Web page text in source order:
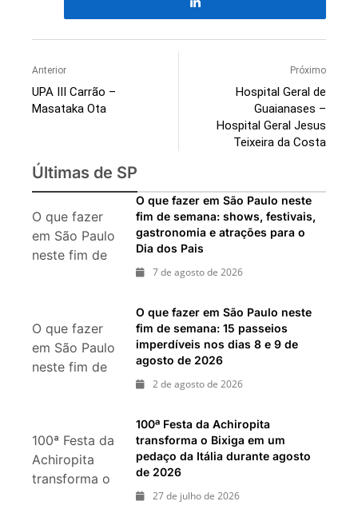
Anterior
UPA III Carrão –
Masataka Ota
Próximo
Hospital Geral de
Guaianases –
Hospital Geral Jesus
Teixeira da Costa
Últimas de SP
O que fazer
em São Paulo
neste fim de
gastronomia e
atrações para
o Dia dos Pais
O que fazer em São Paulo neste
fim de semana: shows, festivais,
gastronomia e atrações para o
Dia dos Pais
7 de agosto de 2026
O que fazer
em São Paulo
neste fim de
nos dias 8 e 9
de agosto de
2026
O que fazer em São Paulo neste
fim de semana: 15 passeios
imperdíveis nos dias 8 e 9 de
agosto de 2026
2 de agosto de 2026
100ª Festa da
Achiropita
transforma o
100ª Festa da Achiropita
transforma o Bixiga em um
pedaço da Itália durante agosto
de 2026
27 de julho de 2026